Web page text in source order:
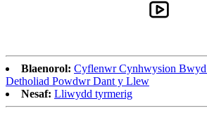
Blaenorol: Cyflenwr Cynhwysion
Detholiad Powdwr Dant y Llew
Nesaf: Lliwydd tyrmerig